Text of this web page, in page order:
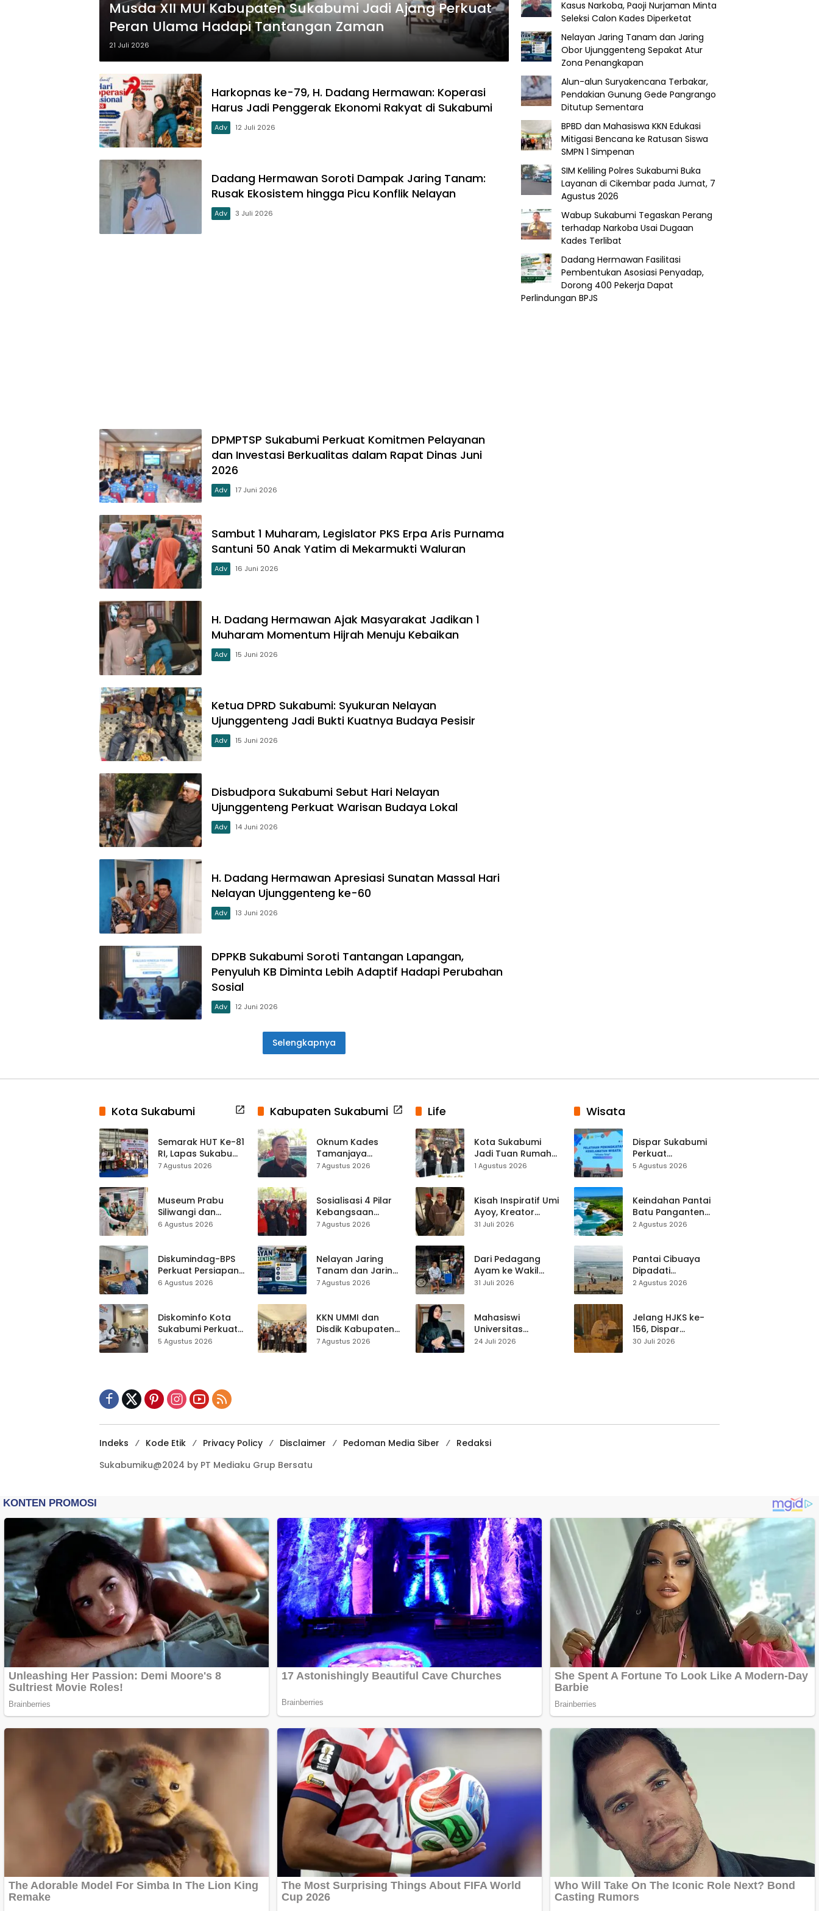
Musda XII MUI Kabupaten Sukabumi Jadi Ajang Perkuat
Peran Ulama Hadapi Tantangan Zaman
21 Juli 2026
Harkopnas ke-79, H. Dadang Hermawan: Koperasi
Harus Jadi Penggerak Ekonomi Rakyat di Sukabumi
Adv 12 Juli 2026
Dadang Hermawan Soroti Dampak Jaring Tanam:
Rusak Ekosistem hingga Picu Konflik Nelayan
Adv 3 Juli 2026
DPMPTSP Sukabumi Perkuat Komitmen Pelayanan
dan Investasi Berkualitas dalam Rapat Dinas Juni
2026
Adv 17 Juni 2026
Sambut 1 Muharam, Legislator PKS Erpa Aris Purnama
Santuni 50 Anak Yatim di Mekarmukti Waluran
Adv 16 Juni 2026
H. Dadang Hermawan Ajak Masyarakat Jadikan 1
Muharam Momentum Hijrah Menuju Kebaikan
Adv 15 Juni 2026
Ketua DPRD Sukabumi: Syukuran Nelayan
Ujunggenteng Jadi Bukti Kuatnya Budaya Pesisir
Adv 15 Juni 2026
Disbudpora Sukabumi Sebut Hari Nelayan
Ujunggenteng Perkuat Warisan Budaya Lokal
Adv 14 Juni 2026
H. Dadang Hermawan Apresiasi Sunatan Massal Hari
Nelayan Ujunggenteng ke-60
Adv 13 Juni 2026
DPPKB Sukabumi Soroti Tantangan Lapangan,
Penyuluh KB Diminta Lebih Adaptif Hadapi Perubahan
Sosial
Adv 12 Juni 2026
Selengkapnya
Kasus Narkoba, Paoji Nurjaman Minta
Seleksi Calon Kades Diperketat
Nelayan Jaring Tanam dan Jaring
Obor Ujunggenteng Sepakat Atur
Zona Penangkapan
Alun-alun Suryakencana Terbakar,
Pendakian Gunung Gede Pangrango
Ditutup Sementara
BPBD dan Mahasiswa KKN Edukasi
Mitigasi Bencana ke Ratusan Siswa
SMPN 1 Simpenan
SIM Keliling Polres Sukabumi Buka
Layanan di Cikembar pada Jumat, 7
Agustus 2026
Wabup Sukabumi Tegaskan Perang
terhadap Narkoba Usai Dugaan
Kades Terlibat
Dadang Hermawan Fasilitasi
Pembentukan Asosiasi Penyadap,
Dorong 400 Pekerja Dapat
Perlindungan BPJS
Kota Sukabumi
Semarak HUT Ke-81
RI, Lapas Sukabumi
Resmi Gelar Pekan
7 Agustus 2026
Museum Prabu
Siliwangi dan
Museum Keramik
Hampir 500 Koleksi
Dipisahkan
6 Agustus 2026
Diskumindag-BPS
Perkuat Persiapan
Sensus Ekonomi,
Terbuka Beri Data
6 Agustus 2026
Diskominfo Kota
Sukabumi Perkuat
Satu Data
Dikebut
5 Agustus 2026
Kabupaten Sukabumi
Oknum Kades
Tamanjaya
Terjerat Kasus
Seleksi Calon
Kades Diperketat
7 Agustus 2026
Sosialisasi 4 Pilar
Kebangsaan
Digelar di
Tekankan
Pentingnya
Persatuan
7 Agustus 2026
Nelayan Jaring
Tanam dan Jaring
Obor
Penangkapan
7 Agustus 2026
KKN UMMI dan
Disdik Kabupaten
Sukabumi Perkuat
7 Agustus 2026
Life
Kota Sukabumi
Jadi Tuan Rumah
Kontes Batu Akik
1 Agustus 2026
Kisah Inspiratif Umi
Ayoy, Kreator
TikTok Asal
Live Streaming
31 Juli 2026
Dari Pedagang
Ayam ke Wakil
Ketua DPRD, H.
Pasar Cisaat
31 Juli 2026
Mahasiswi
Universitas
Muhammadiyah
24 Juli 2026
Wisata
Dispar Sukabumi
Perkuat
Keselamatan
Mitigasi hingga
Teknik Evakuasi
5 Agustus 2026
Keindahan Pantai
Batu Panganten
Mulai Dilirik
2 Agustus 2026
Pantai Cibuaya
Dipadati
Wisatawan,
Waspada
2 Agustus 2026
Jelang HJKS ke-
156, Dispar
Kabupaten
30 Juli 2026
Indeks Kode Etik Privacy Policy Disclaimer Pedoman Media Siber
Redaksi
Sukabumiku@2024 by PT Mediaku Grup Bersatu